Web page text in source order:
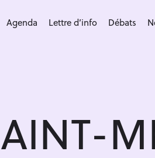
Agenda Lettre d’info Débats